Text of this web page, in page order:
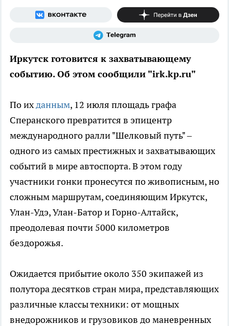
Иркутск готовится к захватывающему
событию. Об этом сообщили "irk.kp.ru"
По ихданным, 12 июля площадь графа
Сперанского превратится в эпицентр
международного ралли "Шелковый путь" –
одного из самых престижных и захватывающих
событий в мире автоспорта. В этом году
участники гонки пронесутся по живописным, но
сложным маршрутам, соединяющим Иркутск,
Улан-Удэ, Улан-Батор и Горно-Алтайск,
преодолевая почти 5000 километров
бездорожья.
Ожидается прибытие около 350 экипажей из
полутора десятков стран мира, представляющих
различные классы техники: от мощных
внедорожников и грузовиков до маневренных